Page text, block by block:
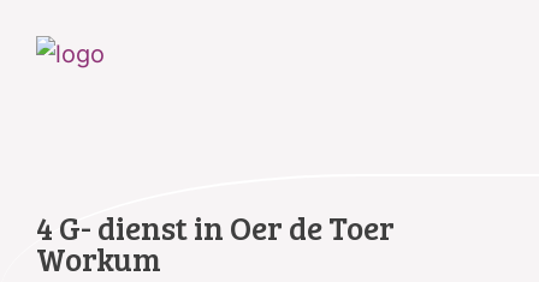
4 G- dienst in Oer de Toer
Workum